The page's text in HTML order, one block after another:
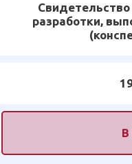
Свидетельство
разработки,